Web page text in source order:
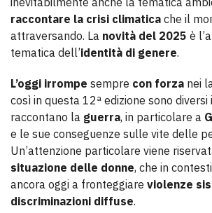
raccontare la crisi climatica che il
attraversando. La novità del 2025 è
tematica dell’identità di genere.
L’oggi irrompe sempre con forza nei
così in questa 12ª edizione sono diversi
raccontano la guerra, in particolare a
e le sue conseguenze sulle vite delle
Un’attenzione particolare viene
situazione delle donne, che in
ancora oggi a fronteggiare violenze
discriminazioni diffuse.